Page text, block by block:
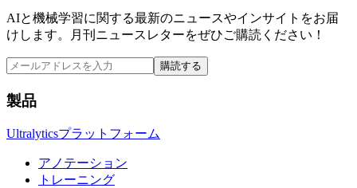
AIと機械学習に関する最新のニュースやインサイトをお届
けします。月刊ニュースレターをぜひご購読ください！
購読する
製品
Ultralyticsプラットフォーム
アノテーション
トレーニング